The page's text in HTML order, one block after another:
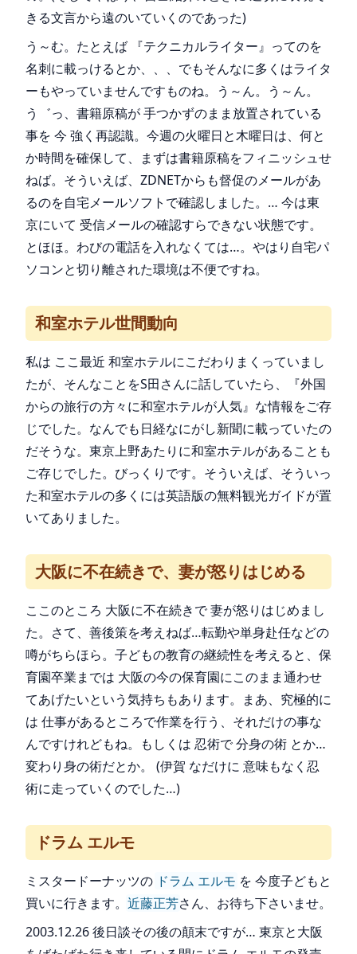
きる文言から遠のいていくのであった)
う～む。たとえば 『テクニカルライター』ってのを
名刺に載っけるとか、、、でもそんなに多くはライタ
ーもやっていませんですものね。う～ん。う～ん。
う゛っ、書籍原稿が 手つかずのまま放置されている
事を 今 強く再認識。今週の火曜日と木曜日は、何と
か時間を確保して、まずは書籍原稿をフィニッシュせ
ねば。そういえば、ZDNETからも督促のメールがあ
るのを自宅メールソフトで確認しました。… 今は東
京にいて 受信メールの確認すらできない状態です。
とほほ。わびの電話を入れなくては…。やはり自宅パ
ソコンと切り離された環境は不便ですね。
和室ホテル世間動向
私は ここ最近 和室ホテルにこだわりまくっていまし
たが、そんなことをS田さんに話していたら、『外国
からの旅行の方々に和室ホテルが人気』な情報をご存
じでした。なんでも日経なにがし新聞に載っていたの
だそうな。東京上野あたりに和室ホテルがあることも
ご存じでした。びっくりです。そういえば、そういっ
た和室ホテルの多くには英語版の無料観光ガイドが置
いてありました。
大阪に不在続きで、妻が怒りはじめる
ここのところ 大阪に不在続きで 妻が怒りはじめまし
た。さて、善後策を考えねば…転勤や単身赴任などの
噂がちらほら。子どもの教育の継続性を考えると、保
育園卒業までは 大阪の今の保育園にこのまま通わせ
てあげたいという気持ちもあります。まあ、究極的に
は 仕事があるところで作業を行う、それだけの事な
んですけれどもね。もしくは 忍術で 分身の術 とか…
変わり身の術だとか。 (伊賀 なだけに 意味もなく忍
術に走っていくのでした…)
ドラム エルモ
ミスタードーナッツの ドラム エルモ を 今度子どもと
買いに行きます。 近藤正芳さん、お待ち下さいませ。
2003.12.26 後日談その後の顛末ですが… 東京と大阪